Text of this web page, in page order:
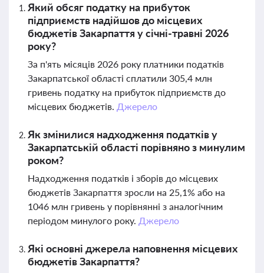
Який обсяг податку на прибуток
підприємств надійшов до місцевих
бюджетів Закарпаття у січні-травні 2026
року?
За п'ять місяців 2026 року платники податків
Закарпатської області сплатили 305,4 млн
гривень податку на прибуток підприємств до
місцевих бюджетів. Джерело
Як змінилися надходження податків у
Закарпатській області порівняно з минулим
роком?
Надходження податків і зборів до місцевих
бюджетів Закарпаття зросли на 25,1% або на
1046 млн гривень у порівнянні з аналогічним
періодом минулого року. Джерело
Які основні джерела наповнення місцевих
бюджетів Закарпаття?